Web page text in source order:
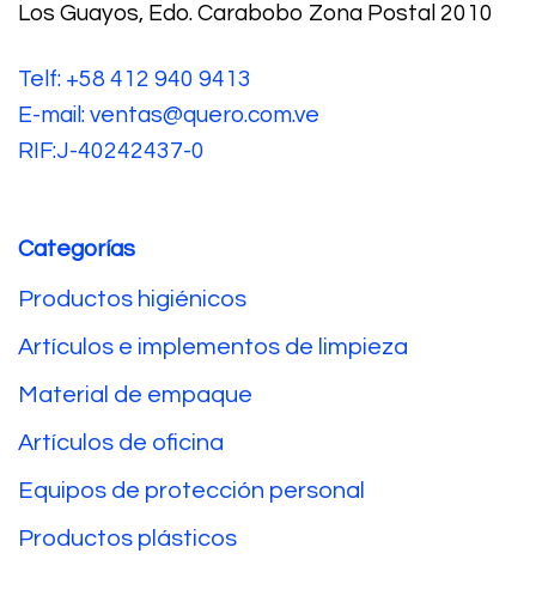
Los Guayos, Edo. Carabobo Zona Postal 2010
Telf: +58 412 940 9413
E-mail: ventas@quero.com.ve
RIF:J-40242437-0
Categorías
Productos higiénicos
Artículos e implementos de limpieza
Material de empaque
Artículos de oficina
Equipos de protección personal
Productos plásticos